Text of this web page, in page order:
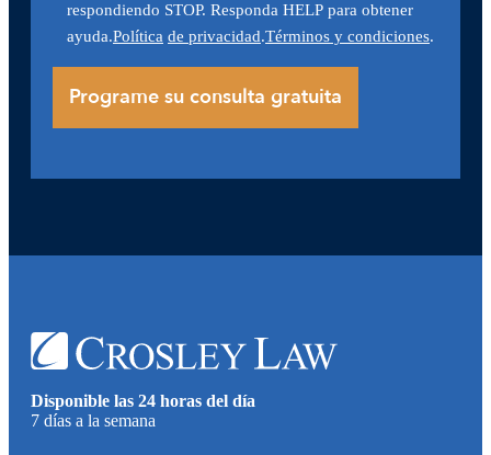
respondiendo STOP. Responda HELP para obtener
ayuda.Política de privacidad.Términos y condiciones.
Disponible las 24 horas del día
7 días a la semana